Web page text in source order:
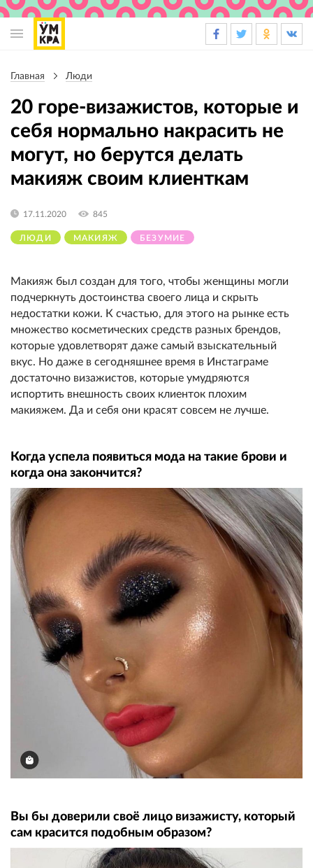
навигации
Главная Люди
20 горе-визажистов, которые и
себя нормально накрасить не
могут, но берутся делать
макияж своим клиенткам
ЛЮДИ МАКИЯЖ БЕЗУМИЕ
17.11.2020 845
Макияж был создан для того, чтобы женщины могли
подчеркнуть достоинства своего лица и скрыть
недостатки кожи. К счастью, для этого на рынке есть
множество косметических средств разных брендов,
которые удовлетворят даже самый взыскательный
вкус. Но даже в сегодняшнее время в Инстаграме
достаточно визажистов, которые умудряются
испортить внешность своих клиенток плохим
макияжем. Да и себя они красят совсем не лучше.
Когда успела появиться мода на такие брови и
когда она закончится?
Вы бы доверили своё лицо визажисту, который
сам красится подобным образом?